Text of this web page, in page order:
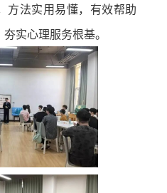
方法实用易懂，有效帮助
实心理服务根基。